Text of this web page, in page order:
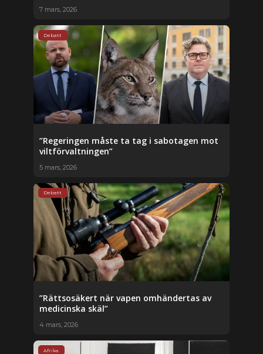
7 mars, 2026
Debatt
”Regeringen måste ta tag i sabotagen mot
viltförvaltningen”
5 mars, 2026
Debatt
”Rättsosäkert när vapen omhändertas av
medicinska skäl”
4 mars, 2026
Afrika